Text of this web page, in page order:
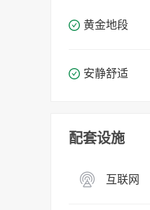
黄金地段
安静舒适
配套设施
互联网